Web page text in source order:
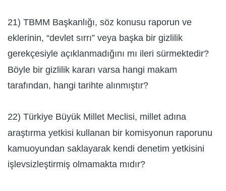
21) TBMM Başkanlığı, söz konusu raporun ve
eklerinin, “devlet sırrı” veya başka bir gizlilik
gerekçesiyle açıklanmadığını mı ileri sürmektedir?
Böyle bir gizlilik kararı varsa hangi makam
tarafından, hangi tarihte alınmıştır?
22) Türkiye Büyük Millet Meclisi, millet adına
araştırma yetkisi kullanan bir komisyonun raporunu
kamuoyundan saklayarak kendi denetim yetkisini
işlevsizleştirmiş olmamakta mıdır?